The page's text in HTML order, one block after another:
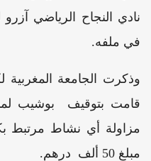
نادي النجاح الرياضي آزرو
في ملفه.
وذكرت الجامعة المغربية
قامت بتوقيف بوشيب
مزاولة أي نشاط مرتبط
مبلغ 50 ألف درهم.